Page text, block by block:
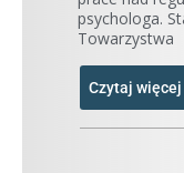
psychologa.
Towarzystwa
Czytaj więcej